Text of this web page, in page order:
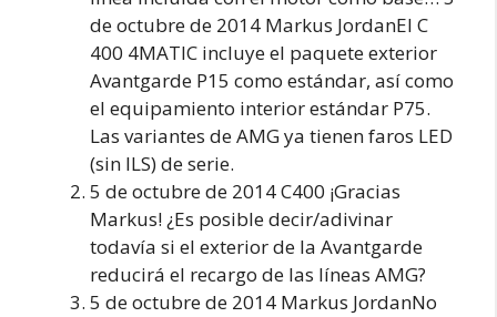
de octubre de 2014 Markus JordanEl C
400 4MATIC incluye el paquete exterior
Avantgarde P15 como estándar, así como
el equipamiento interior estándar P75.
Las variantes de AMG ya tienen faros LED
(sin ILS) de serie.
5 de octubre de 2014 C400 ¡Gracias
Markus! ¿Es posible decir/adivinar
todavía si el exterior de la Avantgarde
reducirá el recargo de las líneas AMG?
5 de octubre de 2014 Markus JordanNo